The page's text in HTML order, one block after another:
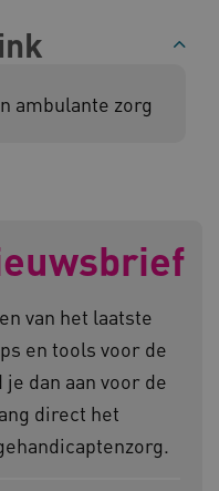
ambulante zorg
van het laatste
en tools voor de
dan aan voor de
direct het
Corporation
Inc.